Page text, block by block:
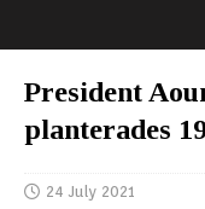
President
planterades
24 July 2021